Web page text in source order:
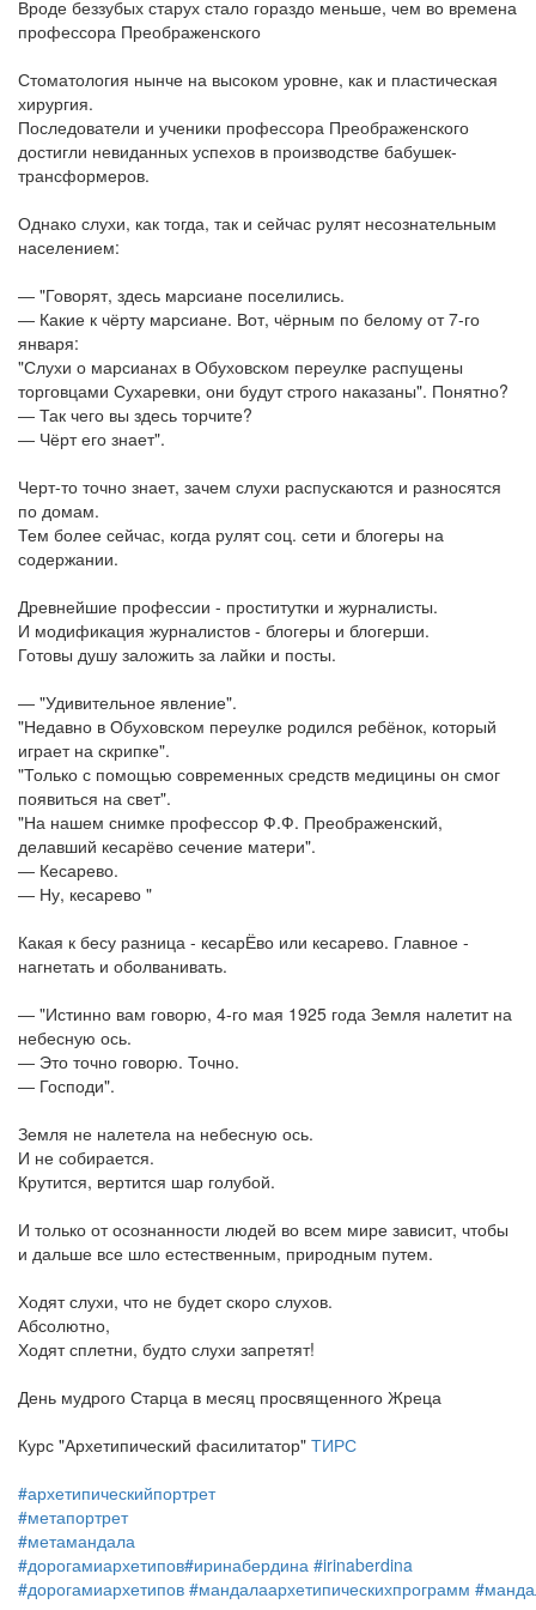
Вроде беззубых старух стало гораздо меньше, чем во времена
профессора Преображенского
Стоматология нынче на высоком уровне, как и пластическая
хирургия.
Последователи и ученики профессора Преображенского
достигли невиданных успехов в производстве бабушек-
трансформеров.
Однако слухи, как тогда, так и сейчас рулят несознательным
населением:
― "Говорят, здесь марсиане поселились.
― Какие к чёрту марсиане. Вот, чёрным по белому от 7-го
января:
"Слухи о марсианах в Обуховском переулке распущены
торговцами Сухаревки, они будут строго наказаны". Понятно?
― Так чего вы здесь торчите?
― Чёрт его знает".
Черт-то точно знает, зачем слухи распускаются и разносятся
по домам.
Тем более сейчас, когда рулят соц. сети и блогеры на
содержании.
Древнейшие профессии - проститутки и журналисты.
И модификация журналистов - блогеры и блогерши.
Готовы душу заложить за лайки и посты.
― "Удивительное явление".
"Недавно в Обуховском переулке родился ребёнок, который
играет на скрипке".
"Только с помощью современных средств медицины он смог
появиться на свет".
"На нашем снимке профессор Ф.Ф. Преображенский,
делавший кесарёво сечение матери".
― Кесарево.
― Ну, кесарево "
Какая к бесу разница - кесарЁво или кесарево. Главное -
нагнетать и оболванивать.
― "Истинно вам говорю, 4-го мая 1925 года Земля налетит на
небесную ось.
― Это точно говорю. Точно.
― Господи".
Земля не налетела на небесную ось.
И не собирается.
Крутится, вертится шар голубой.
И только от осознанности людей во всем мире зависит, чтобы
и дальше все шло естественным, природным путем.
Ходят слухи, что не будет скоро слухов.
Абсолютно,
Ходят сплетни, будто слухи запретят!
День мудрого Старца в месяц просвященного Жреца
Курс "Архетипический фасилитатор" ТИРС
#архетипическийпортрет
#метапортрет
#метамандала
#дорогамиархетипов#иринабердина #irinaberdina
#дорогамиархетипов #мандалаархетипическихпрограмм